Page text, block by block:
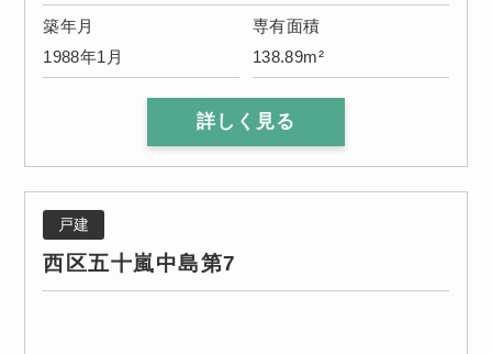
築年月
1988年1月
専有面積
138.89m²
詳しく見る
戸建
西区五十嵐中島第7